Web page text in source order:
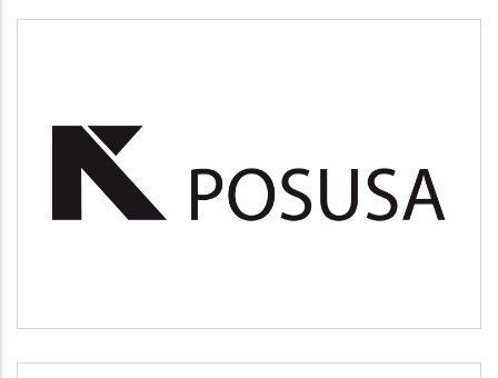
Medio ambiente